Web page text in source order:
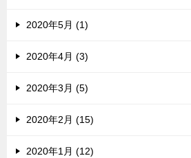
2020年5月 (1)
2020年4月 (3)
2020年3月 (5)
2020年2月 (15)
2020年1月 (12)